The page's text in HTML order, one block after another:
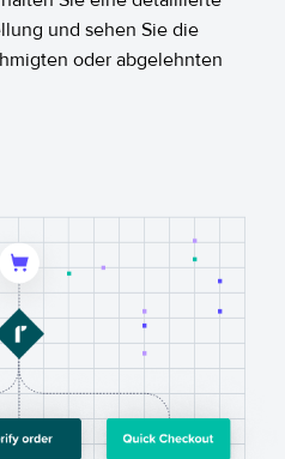
und sehen Sie die
oder abgelehnten